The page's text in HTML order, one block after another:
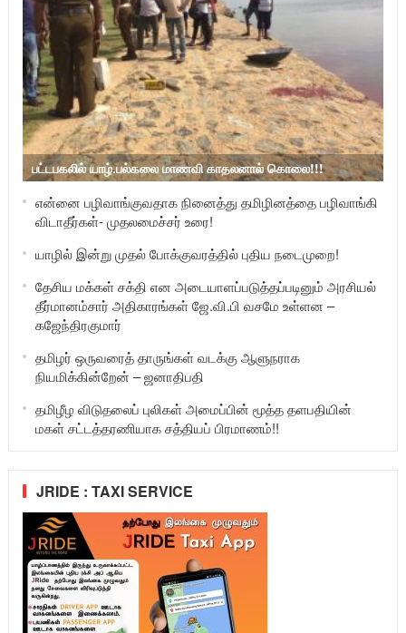
பட்டபகலில் யாழ்.பல்கலை மாணவி காதலனால் கொலை!!!
என்னை பழிவாங்குவதாக நினைத்து தமிழினத்தை பழிவாங்கி
விடாதீர்கள்- முதலமைச்சர் உரை!
யாழில் இன்று முதல் போக்குவரத்தில் புதிய நடைமுறை!
தேசிய மக்கள் சக்தி என அடையாளப்படுத்தப்படினும் அரசியல்
தீர்மானம்சார் அதிகாரங்கள் ஜே.வி.பி வசமே உள்ளன –
கஜேந்திரகுமார்
தமிழர் ஒருவரைத் தாருங்கள் வடக்கு ஆளுநராக
நியமிக்கின்றேன் – ஜனாதிபதி
தமிழீழ விடுதலைப் புலிகள் அமைப்பின் மூத்த தளபதியின்
மகள் சட்டத்தரணியாக சத்தியப் பிரமாணம்!!
JRIDE : TAXI SERVICE